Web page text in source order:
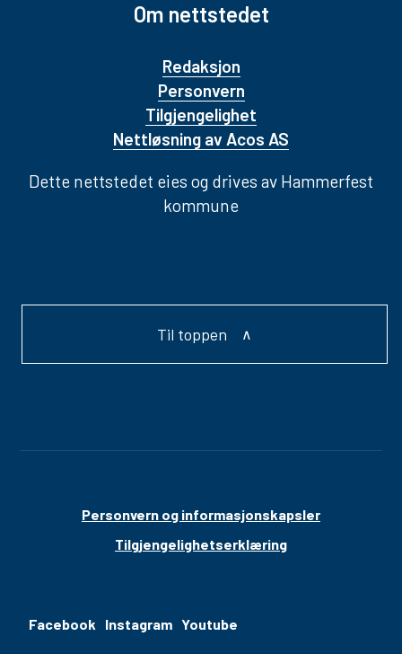
Om nettstedet
Redaksjon
Personvern
Tilgjengelighet
Nettløsning av Acos AS
Dette nettstedet eies og drives av Hammerfest
kommune
Til toppen
Personvern og informasjonskapsler
Tilgjengelighetserklæring
Facebook Instagram Youtube